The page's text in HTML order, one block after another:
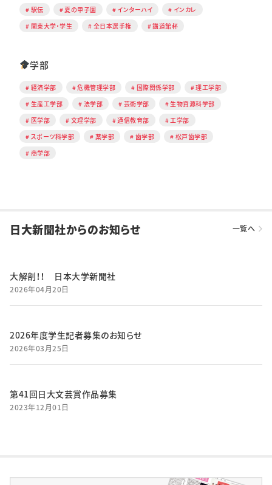
駅伝 夏の甲子園 インターハイ
インカレ
関東大学・学生
全日本選手権 講道館杯
学部
経済学部 危機管理学部 国際関係学部
理工学部
生産工学部
法学部 芸術学部
生物資源科学部
医学部
文理学部 通信教育部
工学部
スポーツ科学部
薬学部 歯学部
松戸歯学部
商学部
日大新聞社からのお知らせ 一覧へ
大解剖！！ 日本大学新聞社
2026年04月20日
2026年度学生記者募集のお知らせ
2026年03月25日
第41回日大文芸賞作品募集
2023年12月01日